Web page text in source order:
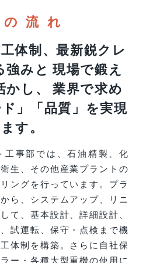
流れ
体制、最新鋭クレ
みと 現場で鍛え
かし、 業界で求め
」「品質」を実現
す。
工事部では、石油精製、化
生、その他産業プラントの
ングを行っています。プラ
ら、システムアップ、リニ
て、基本設計、詳細設計、
試運転、保守・点検まで機
体制を構築。さらに自社保
ー・各種大型重機の使用に